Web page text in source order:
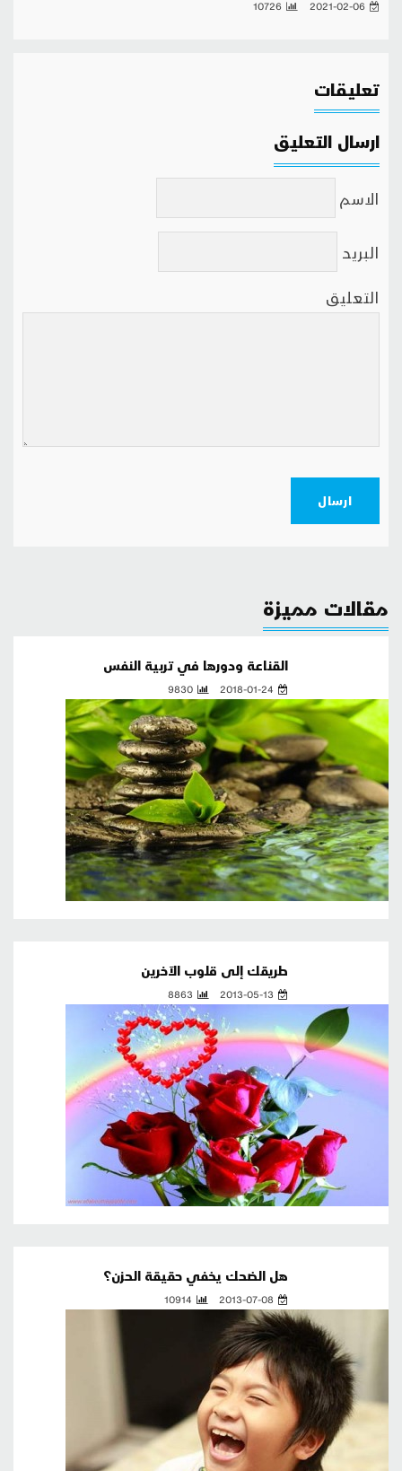
2021-02-06
10726
تعليقات
ارسال التعليق
الاسم
البريد
التعليق
ارسال
مقالات مميزة
القناعة ودورها في تربية النفس
2018-01-24
9830
طريقك إلى قلوب الآخرين
2013-05-13
8863
هل الضحك يخفي حقيقة الحزن؟
2013-07-08
10914